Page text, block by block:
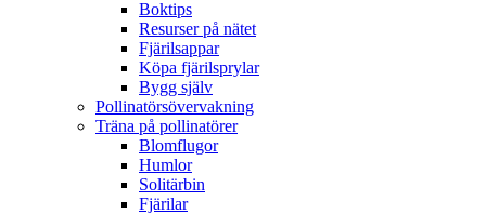
Boktips
Resurser på nätet
Fjärilsappar
Köpa fjärilsprylar
Bygg själv
Pollinatörsövervakning
Träna på pollinatörer
Blomflugor
Humlor
Solitärbin
Fjärilar